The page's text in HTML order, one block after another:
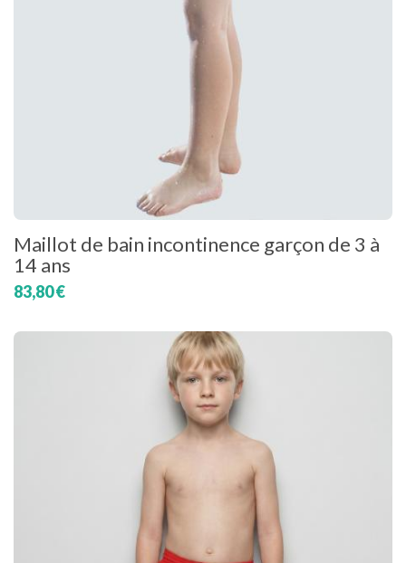
Maillot de bain incontinence garçon de 3 à
14 ans
83,80 €